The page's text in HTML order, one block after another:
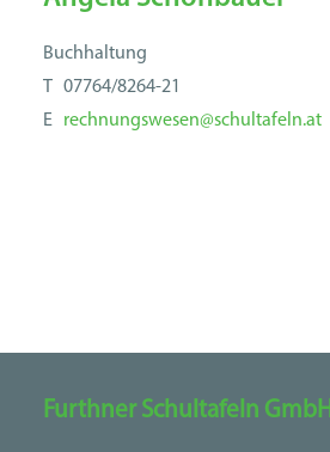
Buchhaltung
T 07764/8264-21
E rechnungswesen@‌schultafeln.at
Furthner Schultafeln GmbH